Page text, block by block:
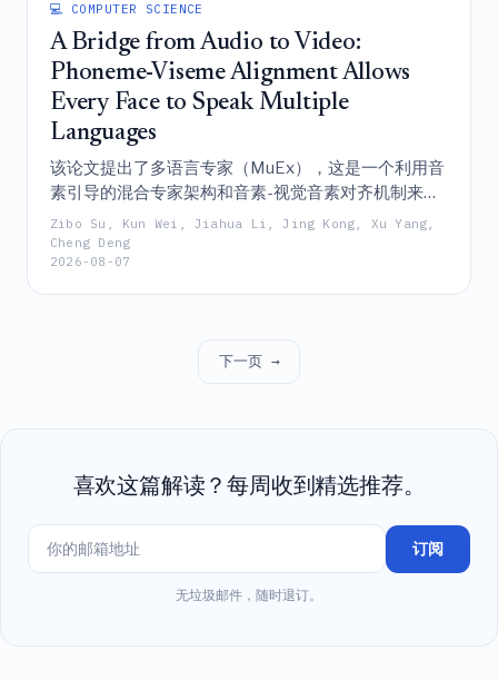
💻 COMPUTER SCIENCE
A Bridge from Audio to Video:
Phoneme-Viseme Alignment Allows
Every Face to Speak Multiple
Languages
该论文提出了多语言专家（MuEx），这是一个利用音
素引导的混合专家架构和音素-视觉音素对齐机制来桥
接视听模态的新型框架，旨在实现跨多种语言的高质
量、同步的说话人面部合成，并具备强大的零样本泛
化能力。
Zibo Su, Kun Wei, Jiahua Li, Jing Kong, Xu Yang,
Cheng Deng
2026-08-07
下一页 →
喜欢这篇解读？每周收到精选推荐。
订阅
无垃圾邮件，随时退订。